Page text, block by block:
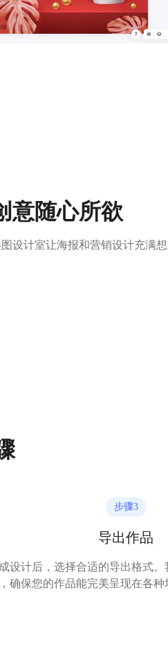
意随心所欲
设计室让海报和营销设计充满
步骤3
导出作品
设计后，选择合适的导出格式
确保您的作品能完美呈现在各种